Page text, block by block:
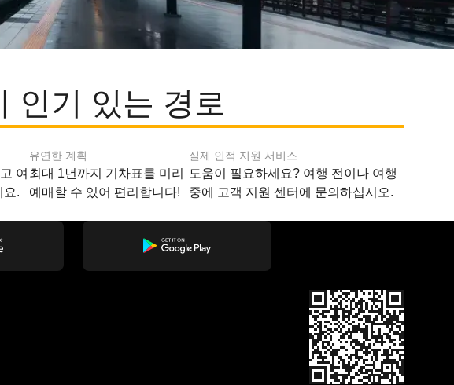
인기 있는 경로
여
요.
유연한 계획
최대 1년까지 기차표를 미리
예매할 수 있어 편리합니다!
실제 인적 지원 서비스
도움이 필요하세요? 여행 전이나 여행
중에 고객 지원 센터에 문의하십시오.